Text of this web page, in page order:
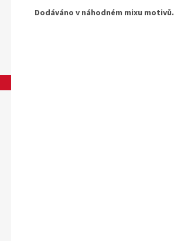
Dodáváno v náhodném mixu motivů.